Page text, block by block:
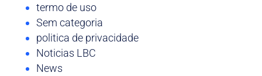
termo de uso
Sem categoria
politica de privacidade
Noticias LBC
News